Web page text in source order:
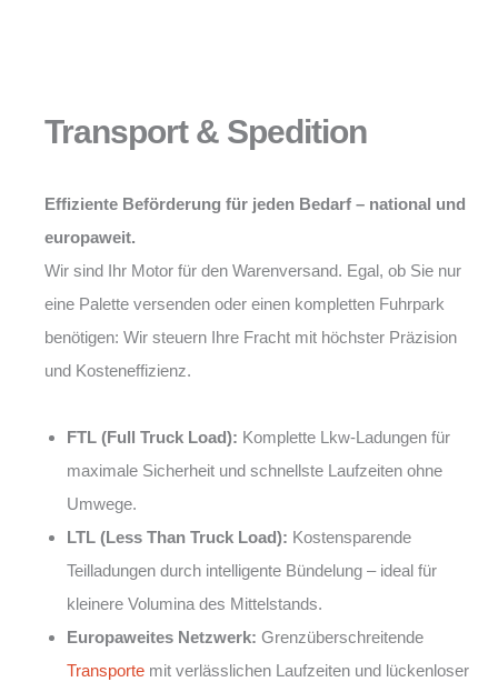
Transport & Spedition
Effiziente Beförderung für jeden Bedarf – national und
europaweit.
Wir sind Ihr Motor für den Warenversand. Egal, ob Sie nur
eine Palette versenden oder einen kompletten Fuhrpark
benötigen: Wir steuern Ihre Fracht mit höchster Präzision
und Kosteneffizienz.
FTL (Full Truck Load): Komplette Lkw-Ladungen für
maximale Sicherheit und schnellste Laufzeiten ohne
Umwege.
LTL (Less Than Truck Load): Kostensparende
Teilladungen durch intelligente Bündelung – ideal für
kleinere Volumina des Mittelstands.
Europaweites Netzwerk: Grenzüberschreitende
Transporte mit verlässlichen Laufzeiten und lückenloser